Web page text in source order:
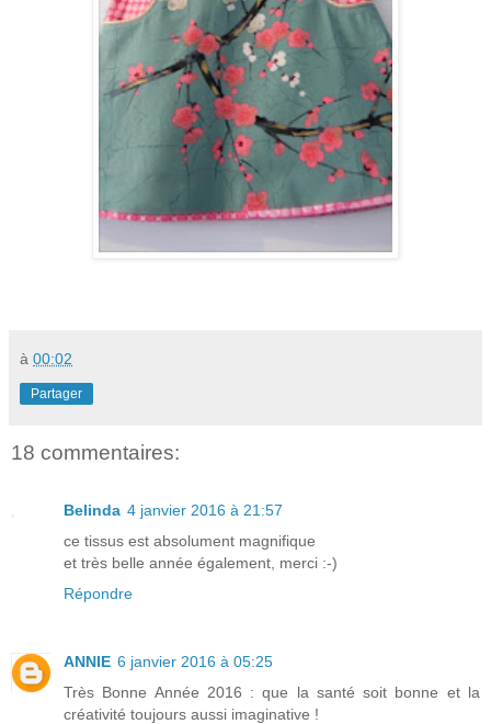
à 00:02
Partager
18 commentaires:
Belinda 4 janvier 2016 à 21:57
ce tissus est absolument magnifique
et très belle année également, merci :-)
Répondre
ANNIE 6 janvier 2016 à 05:25
Très Bonne Année 2016 : que la santé soit bonne et la
créativité toujours aussi imaginative !